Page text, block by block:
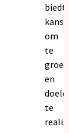
biedt
om
te
en
te